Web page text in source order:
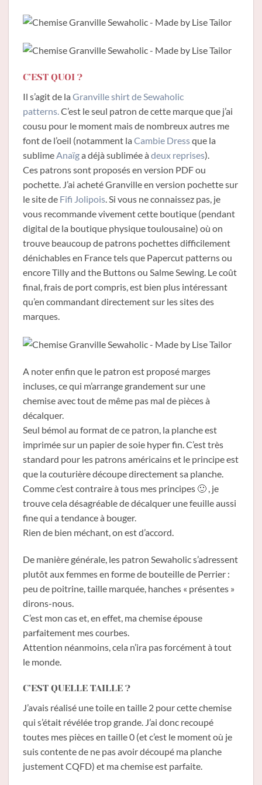
C’EST QUOI ?
Il s’agit de la Granville shirt de Sewaholic
patterns. C’est le seul patron de cette marque que j’ai
cousu pour le moment mais de nombreux autres me
font de l’oeil (notamment la Cambie Dressque la
sublime Anaïga déjà sublimée à deux reprises).
Ces patrons sont proposés en version PDF ou
pochette. J’ai acheté Granville en version pochette sur
le site de Fifi Jolipois . Si vous ne connaissez pas, je
vous recommande vivement cette boutique (pendant
digital de la boutique physique toulousaine) où on
trouve beaucoup de patrons pochettes difficilement
dénichables en France tels que Papercut patterns ou
encore Tilly and the Buttons ou Salme Sewing. Le coût
final, frais de port compris, est bien plus intéressant
qu’en commandant directement sur les sites des
marques.
A noter enfin que le patron est proposé marges
incluses, ce qui m’arrange grandement sur une
chemise avec tout de même pas mal de pièces à
décalquer.
Seul bémol au format de ce patron, la planche est
imprimée sur un papier de soie hyper fin. C’est très
standard pour les patrons américains et le principe est
que la couturière découpe directement sa planche.
Comme c’est contraire à tous mes principes 🙂 , je
trouve cela désagréable de décalquer une feuille aussi
fine qui a tendance à bouger.
Rien de bien méchant, on est d’accord.
De manière générale, les patron Sewaholic s’adressent
plutôt aux femmes en forme de bouteille de Perrier :
peu de poitrine, taille marquée, hanches « présentes »
dirons-nous.
C’est mon cas et, en effet, ma chemise épouse
parfaitement mes courbes.
Attention néanmoins, cela n’ira pas forcément à tout
le monde.
C’EST QUELLE TAILLE ?
J’avais réalisé une toile en taille 2 pour cette chemise
qui s’était révélée trop grande. J’ai donc recoupé
toutes mes pièces en taille 0 (et c’est le moment où je
suis contente de ne pas avoir découpé ma planche
justement CQFD) et ma chemise est parfaite.